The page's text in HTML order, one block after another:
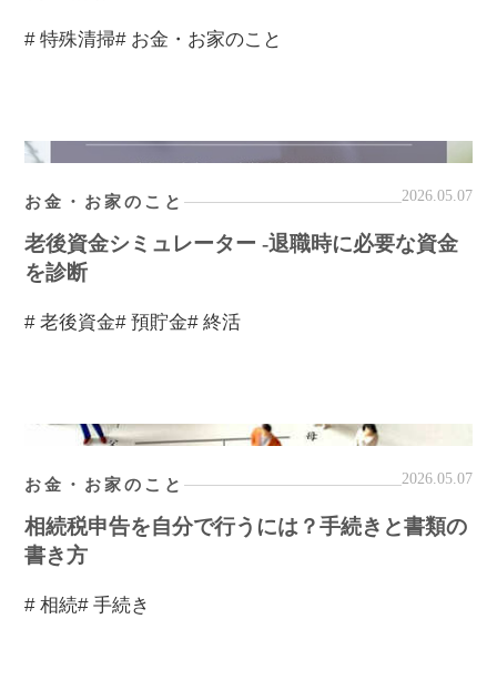
# 特殊清掃# お金・お家のこと
お金・お家のこと 2026.05.07
老後資金シミュレーター -退職時に必要な資金
を診断
# 老後資金# 預貯金# 終活
お金・お家のこと 2026.05.07
相続税申告を自分で行うには？手続きと書類の
書き方
# 相続# 手続き